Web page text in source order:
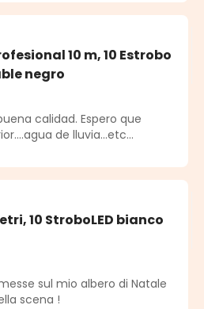
10 m, 10 Estrobo
negro
von 5 von 5 Sternen
calidad. Espero que
de lluvia...etc...
10 StroboLED bianco
von 5 von 5 Sternen
sul mio albero di Natale
scena !